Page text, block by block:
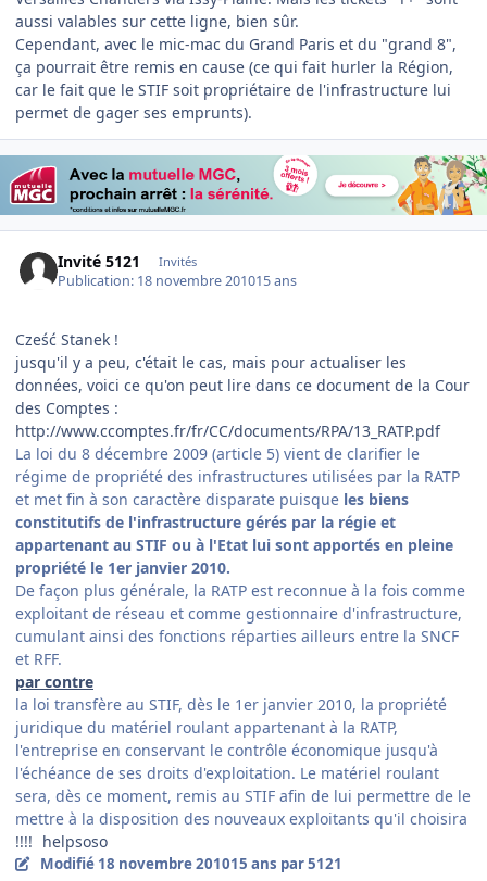
aussi valables sur cette ligne, bien sûr.
Cependant, avec le mic-mac du Grand Paris et du "grand 8",
ça pourrait être remis en cause (ce qui fait hurler la Région,
car le fait que le STIF soit propriétaire de l'infrastructure lui
permet de gager ses emprunts).
Invité 5121 Invités
Publication: 18 novembre 201015 ans
Cześć Stanek !
jusqu'il y a peu, c'était le cas, mais pour actualiser les
données, voici ce qu'on peut lire dans ce document de la Cour
des Comptes :
http://www.ccomptes.fr/fr/CC/documents/RPA/13_RATP.pdf
La loi du 8 décembre 2009 (article 5) vient de clarifier le
régime de propriété des infrastructures utilisées par la RATP
et met fin à son caractère disparate puisque les biens
constitutifs de l'infrastructure gérés par la régie et
appartenant au STIF ou à l'Etat lui sont apportés en pleine
propriété le 1er janvier 2010.
De façon plus générale, la RATP est reconnue à la fois comme
exploitant de réseau et comme gestionnaire d'infrastructure,
cumulant ainsi des fonctions réparties ailleurs entre la SNCF
et RFF.
par contre
la loi transfère au STIF, dès le 1er janvier 2010, la propriété
juridique du matériel roulant appartenant à la RATP,
l'entreprise en conservant le contrôle économique jusqu'à
l'échéance de ses droits d'exploitation. Le matériel roulant
sera, dès ce moment, remis au STIF afin de lui permettre de le
mettre à la disposition des nouveaux exploitants qu'il choisira
!!!! helpsoso
Modifié 18 novembre 201015 ans par 5121